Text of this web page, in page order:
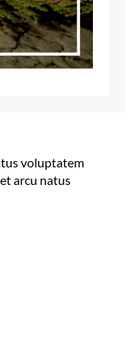
voluptatem
arcu natus